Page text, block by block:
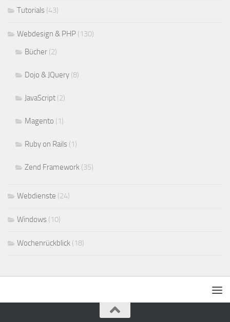
Tutorials (43)
Webdesign & PHP (130)
Bücher (2)
Dojo & JQuery (8)
JavaScript (2)
Magento (1)
Ruby on Rails (1)
Zend Framework (35)
Webdienste (24)
Windows (10)
Wochenrückblick (18)